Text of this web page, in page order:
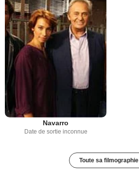
Navarro
Date de sortie inconnue
Toute sa filmographie